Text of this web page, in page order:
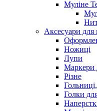
Муліне
Аксесуари
Ножиці
Лупи
Маркери
Різне
Голки